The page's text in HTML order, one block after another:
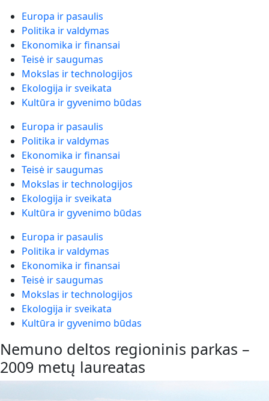
Europa ir pasaulis
Politika ir valdymas
Ekonomika ir finansai
Teisė ir saugumas
Mokslas ir technologijos
Ekologija ir sveikata
Kultūra ir gyvenimo būdas
Europa ir pasaulis
Politika ir valdymas
Ekonomika ir finansai
Teisė ir saugumas
Mokslas ir technologijos
Ekologija ir sveikata
Kultūra ir gyvenimo būdas
Europa ir pasaulis
Politika ir valdymas
Ekonomika ir finansai
Teisė ir saugumas
Mokslas ir technologijos
Ekologija ir sveikata
Kultūra ir gyvenimo būdas
Nemuno deltos regioninis parkas –
2009 metų laureatas